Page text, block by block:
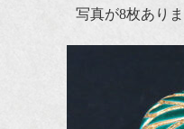
写真が8枚あり